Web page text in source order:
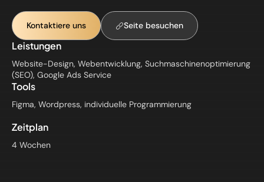
Kontaktiere uns Seite besuchen
Leistungen
Website-Design, Webentwicklung, Suchmaschinenoptimierung
(SEO), Google Ads Service
Tools
Figma, Wordpress, individuelle Programmierung
Zeitplan
4 Wochen